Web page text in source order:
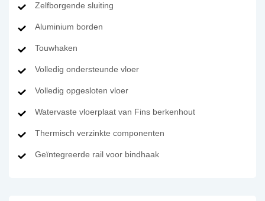
Zelfborgende sluiting
Aluminium borden
Touwhaken
Volledig ondersteunde vloer
Volledig opgesloten vloer
Watervaste vloerplaat van Fins berkenhout
Thermisch verzinkte componenten
Geïntegreerde rail voor bindhaak